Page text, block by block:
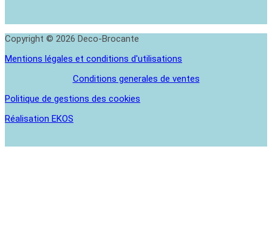
Copyright © 2026 Deco-Brocante
Mentions légales et conditions d'utilisations
Conditions generales de ventes
Politique de gestions des cookies
Réalisation EKOS